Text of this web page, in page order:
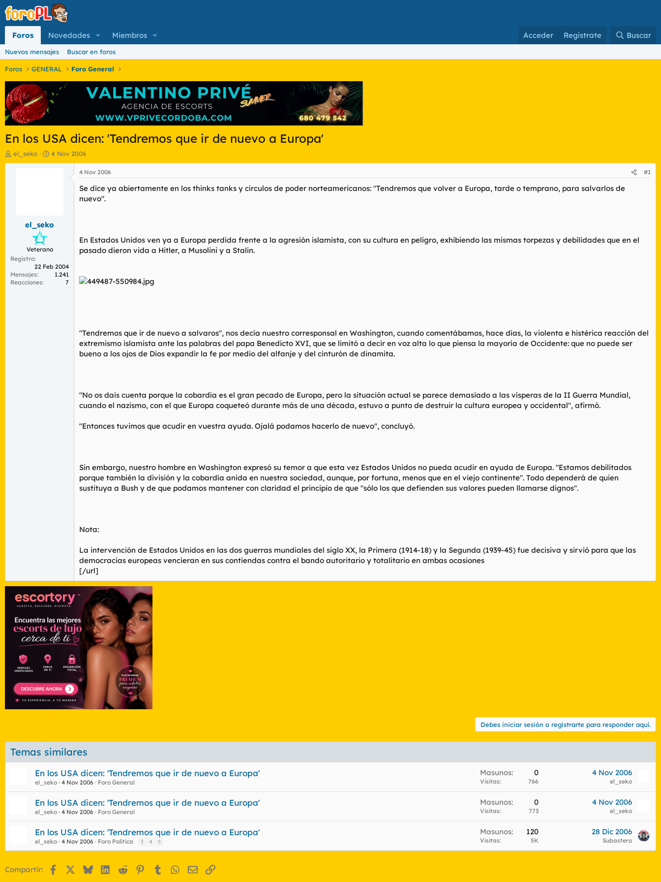
Foros Novedades Miembros Acceder Regístrate Buscar
Nuevos mensajes Buscar en foros
Foros GENERAL Foro General
En los USA dicen: 'Tendremos que ir de nuevo a Europa'
I
n
t
m
a
el_seko
F
e
n
i
4 Nov 2006
el_seko
Veterano
Registro
22 Feb 2004
Mensajes
1.241
Reacciones
7
4 Nov 2006 #1
Se dice ya abiertamente en los thinks tanks y círculos de poder norteamericanos: "Tendremos que volver a Europa, tarde o temprano, para salvarlos de
nuevo".
En Estados Unidos ven ya a Europa perdida frente a la agresión islamista, con su cultura en peligro, exhibiendo las mismas torpezas y debilidades que en el
pasado dieron vida a Hitler, a Musolini y a Stalin.
"Tendremos que ir de nuevo a salvaros", nos decía nuestro corresponsal en Washington, cuando comentábamos, hace días, la violenta e histérica reacción del
extremismo islamista ante las palabras del papa Benedicto XVI, que se limitó a decir en voz alta lo que piensa la mayoría de Occidente: que no puede ser
bueno a los ojos de Dios expandir la fe por medio del alfanje y del cinturón de dinamita.
"No os dais cuenta porque la cobardía es el gran pecado de Europa, pero la situación actual se parece demasiado a las vísperas de la II Guerra Mundial,
cuando el nazismo, con el que Europa coqueteó durante más de una década, estuvo a punto de destruir la cultura europea y occidental", afirmó.
"Entonces tuvimos que acudir en vuestra ayuda. Ojalá podamos hacerlo de nuevo", concluyó.
Sin embargo, nuestro hombre en Washington expresó su temor a que esta vez Estados Unidos no pueda acudir en ayuda de Europa. "Estamos debilitados
porque también la división y la cobardía anida en nuestra sociedad, aunque, por fortuna, menos que en el viejo continente". Todo dependerá de quien
sustituya a Bush y de que podamos mantener con claridad el principio de que "sólo los que defienden sus valores pueden llamarse dignos".
Nota:
La intervención de Estados Unidos en las dos guerras mundiales del siglo XX, la Primera (1914-18) y la Segunda (1939-45) fue decisiva y sirvió para que las
democracias europeas vencieran en sus contiendas contra el bando autoritario y totalitario en ambas ocasiones
[/url]
Debes iniciar sesión o registrarte para responder aquí.
Temas similares
En los USA dicen: 'Tendremos que ir de nuevo a Europa'
el_seko 4 Nov 2006 Foro General
Masunos 0
Visitas 766
4 Nov 2006
el_seko
En los USA dicen: 'Tendremos que ir de nuevo a Europa'
el_seko 4 Nov 2006 Foro General
Masunos 0
Visitas 773
4 Nov 2006
el_seko
En los USA dicen: 'Tendremos que ir de nuevo a Europa'
el_seko 4 Nov 2006 Foro Política 3 4 5
Masunos 120
Visitas 5K
28 Dic 2006
Subastero
Compartir: FacebookBlueskyLinkedIn
Reddit Pinterest
Tumblr WhatsApp
EmailEnlace